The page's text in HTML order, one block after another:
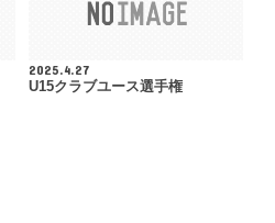
2025.4.27
U15クラブユース選手権